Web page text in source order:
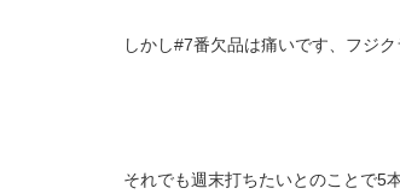
しかし#7番欠品は痛いです、フジク
それでも週末打ちたいとのことで5